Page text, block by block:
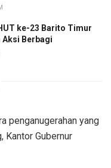
ke-23 Barito Timur
Aksi Berbagi
penganugerahan yang
Kantor Gubernur